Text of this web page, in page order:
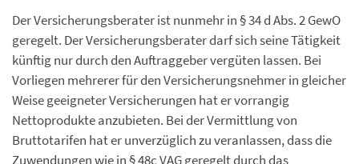
Der Versicherungsberater ist nunmehr in § 34 d Abs. 2 GewO
geregelt. Der Versicherungsberater darf sich seine Tätigkeit
künftig nur durch den Auftraggeber vergüten lassen. Bei
Vorliegen mehrerer für den Versicherungsnehmer in gleicher
Weise geeigneter Versicherungen hat er vorrangig
Nettoprodukte anzubieten. Bei der Vermittlung von
Bruttotarifen hat er unverzüglich zu veranlassen, dass die
Zuwendungen wie in § 48c VAG geregelt durch das